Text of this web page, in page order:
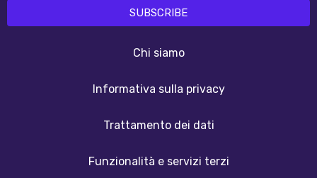
Chi siamo
Informativa sulla privacy
Trattamento dei dati
Funzionalità e servizi terzi